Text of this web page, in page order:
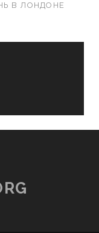
В ЛОНДОНЕ